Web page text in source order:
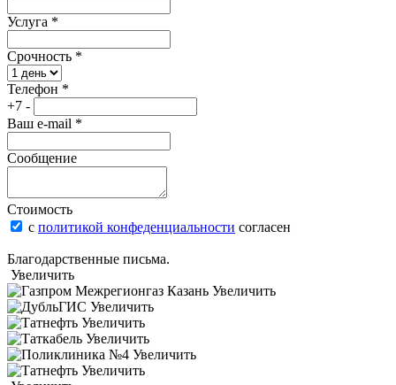
Услуга *
Срочность *
Телефон *
+7 -
Ваш e-mail *
Сообщение
Стоимость
с политикой конфеденциальности согласен
Благодарственные письма.
Увеличить
Увеличить
Увеличить
Увеличить
Увеличить
Увеличить
Увеличить